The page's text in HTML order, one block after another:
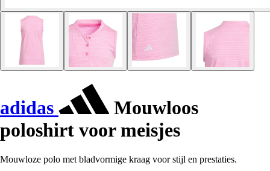
adidas
Mouwloos
poloshirt voor meisjes
Mouwloze polo met bladvormige kraag voor stijl en prestaties.